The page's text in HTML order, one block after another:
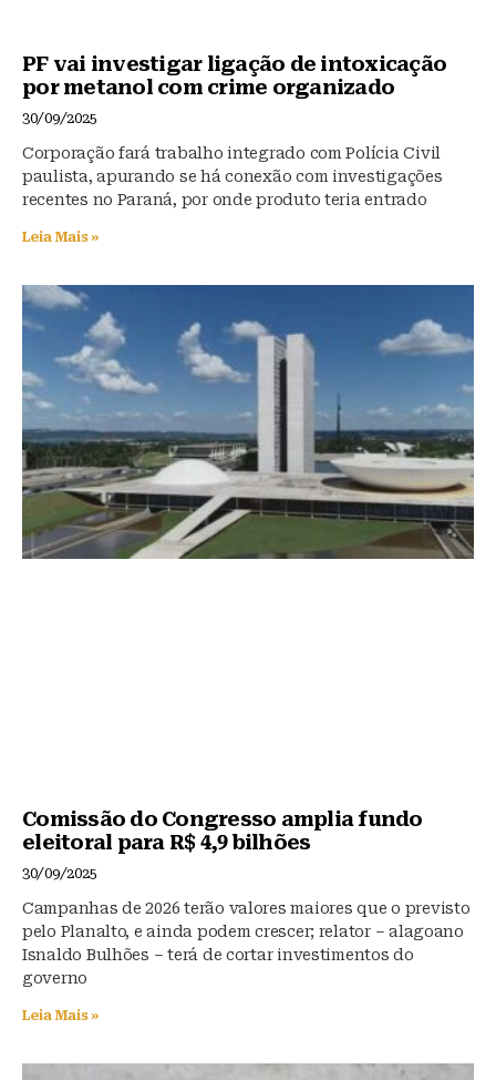
PF vai investigar ligação de intoxicação
por metanol com crime organizado
30/09/2025
Corporação fará trabalho integrado com Polícia Civil
paulista, apurando se há conexão com investigações
recentes no Paraná, por onde produto teria entrado
Leia Mais »
Comissão do Congresso amplia fundo
eleitoral para R$ 4,9 bilhões
30/09/2025
Campanhas de 2026 terão valores maiores que o previsto
pelo Planalto, e ainda podem crescer; relator – alagoano
Isnaldo Bulhões – terá de cortar investimentos do
governo
Leia Mais »